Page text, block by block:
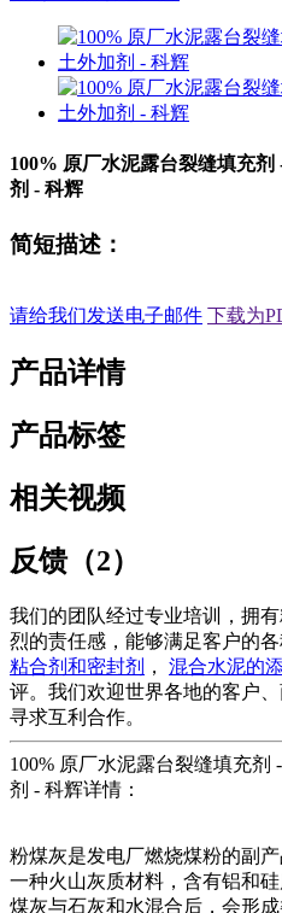
100% 原厂水泥露台裂缝填充
剂 - 科辉
简短描述：
请给我们发送电子邮件 下载为
产品详情
产品标签
相关视频
反馈（2）
我们的团队经过专业培训，拥
烈的责任感，能够满足客户的各
粘合剂和密封剂
， 混合水泥的
评。我们欢迎世界各地的客户
寻求互利合作。
100% 原厂水泥露台裂缝填充剂
剂 - 科辉详情：
粉煤灰是发电厂燃烧煤粉的副
一种火山灰质材料，含有铝和
煤灰与石灰和水混合后，会形